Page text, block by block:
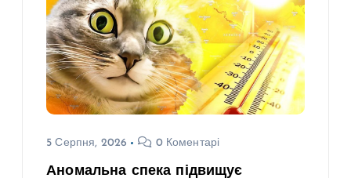
5 Серпня, 2026 0 Коментарі
Аномальна спека підвищує